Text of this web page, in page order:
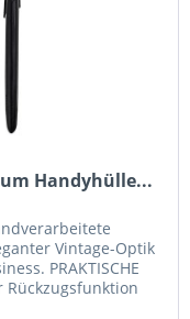
Handyhülle...
Vintage-Optik
PRAKTISCHE
Rückzugsfunktion